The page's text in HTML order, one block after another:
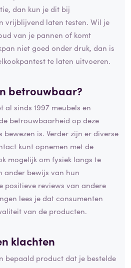
dan kun je dit bij
vrijblijvend laten testen. Wil je
van je pannen of komt
niet goed onder druk, dan is
te laten uitvoeren.
betrouwbaar?
al sinds 1997 meubels en
betrouwbaarheid op deze
is. Verder zijn er diverse
kunt opnemen met de
mogelijk om fysiek langs te
ander bewijs van hun
positieve reviews van andere
lees je dat consumenten
van de producten.
klachten
bepaald product dat je bestelde